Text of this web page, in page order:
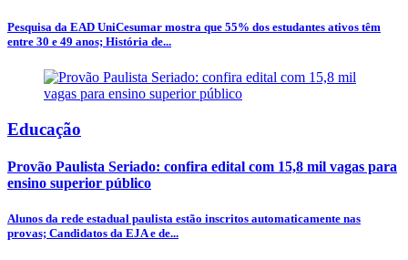
Pesquisa da EAD UniCesumar mostra que 55% dos estudantes ativos têm
entre 30 e 49 anos; História de...
Educação
Provão Paulista Seriado: confira edital com 15,8 mil vagas para
ensino superior público
Alunos da rede estadual paulista estão inscritos automaticamente nas
provas; Candidatos da EJA e de...